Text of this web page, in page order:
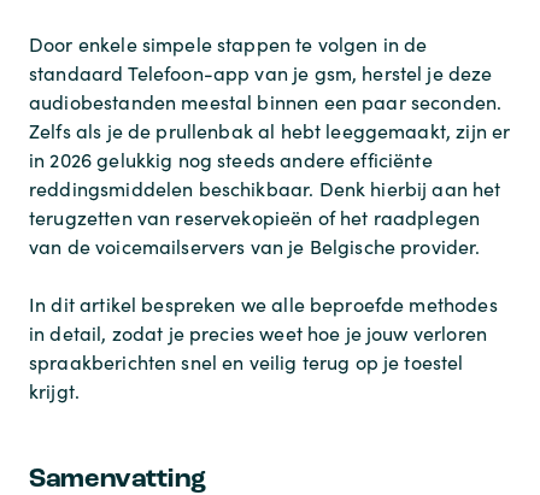
Door enkele simpele stappen te volgen in de
standaard Telefoon-app van je gsm, herstel je deze
audiobestanden meestal binnen een paar seconden.
Zelfs als je de prullenbak al hebt leeggemaakt, zijn er
in 2026 gelukkig nog steeds andere efficiënte
reddingsmiddelen beschikbaar. Denk hierbij aan het
terugzetten van reservekopieën of het raadplegen
van de voicemailservers van je Belgische provider.
In dit artikel bespreken we alle beproefde methodes
in detail, zodat je precies weet hoe je jouw verloren
spraakberichten snel en veilig terug op je toestel
krijgt.
Samenvatting